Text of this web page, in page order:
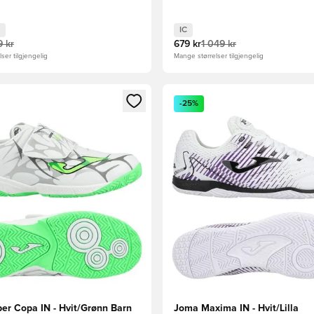
kr
tilgjengelig
IC
679 kr1 049 kr
Mange størrelser tilgjengelig
for å logge inn eller registrere deg som medlem
Copa IN - Hvit/Grønn Barn
Åpner en Modal for å logge
-25%
Joma Maxima IN - Hvit/Lilla